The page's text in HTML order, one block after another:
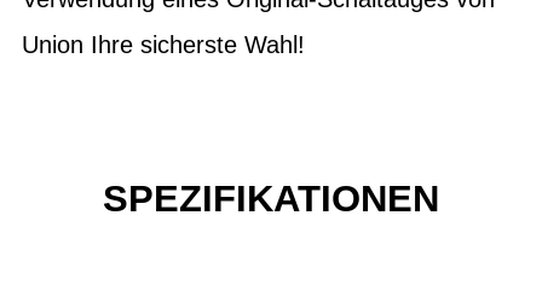
Union Ihre sicherste Wahl!
SPEZIFIKATIONEN